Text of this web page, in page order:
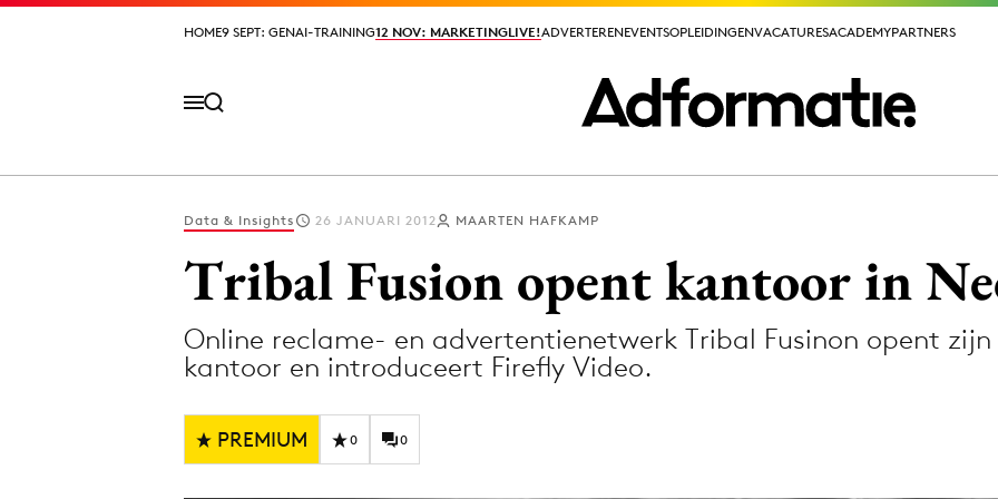
HOME9 SEPT: GENAI-TRAINING12 NOV: MARKETINGLIVE!ADVERTERENEVENTSOPLEIDINGENVACATURESACADEMYPARTNERS
HOME9 SEPT: GENAI-TRAINING12 NOV: MARKETINGLIVE!ADVERTERENEVENTSOPLEIDINGENVACATURESACADEMYPARTNERS
Digital transformation
Diversiteit
Data & Insights 26 JANUARI 2012 MAARTEN HAFKAMP
Tribal Fusion opent kantoor in
Online reclame- en advertentienetwerk Tribal Fusinon opent
kantoor en introduceert Firefly Video.
PREMIUM 0 0